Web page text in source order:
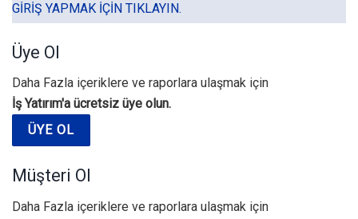
GIRIŞ YAPMAK IÇIN TIKLAYIN.
Üye Ol
Daha Fazla içeriklere ve raporlara ulaşmak için
İş Yatırım'a ücretsiz üye olun.
ÜYE OL
Müşteri Ol
Daha Fazla içeriklere ve raporlara ulaşmak için